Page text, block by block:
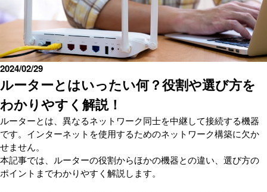
ルーターとはいったい何？役割や選び方を
わかりやすく解説！
2024/02/29
ルーターとは、異なるネットワーク同士を中継して接続する機器
です。インターネットを使用するためのネットワーク構築に欠か
せません。
本記事では、ルーターの役割からほかの機器との違い、選び方の
ポイントまでわかりやすく解説します。